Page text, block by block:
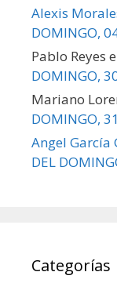
Alexis
DOMINGO,
Pablo Reyes
DOMINGO,
Mariano
DOMINGO,
Angel García
DEL
Categorías